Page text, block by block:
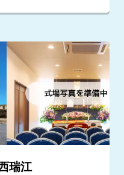
瑞江